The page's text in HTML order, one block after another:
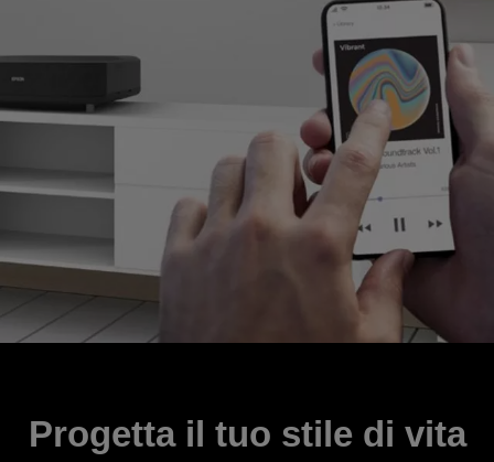
Progetta il tuo stile di vita